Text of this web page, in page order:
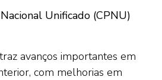
Unificado (CPNU)
avanços importantes em
com melhorias em